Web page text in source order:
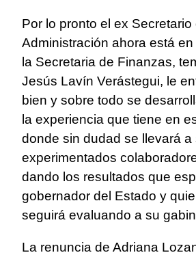
Por lo pronto el ex Secretario
Administración ahora está
la Secretaria de Finanzas,
Jesús Lavín Verástegui, le
bien y sobre todo se
la experiencia que tiene en
donde sin dudad se llevará a
experimentados
dando los resultados que
gobernador del Estado y
seguirá evaluando a su
La renuncia de Adriana